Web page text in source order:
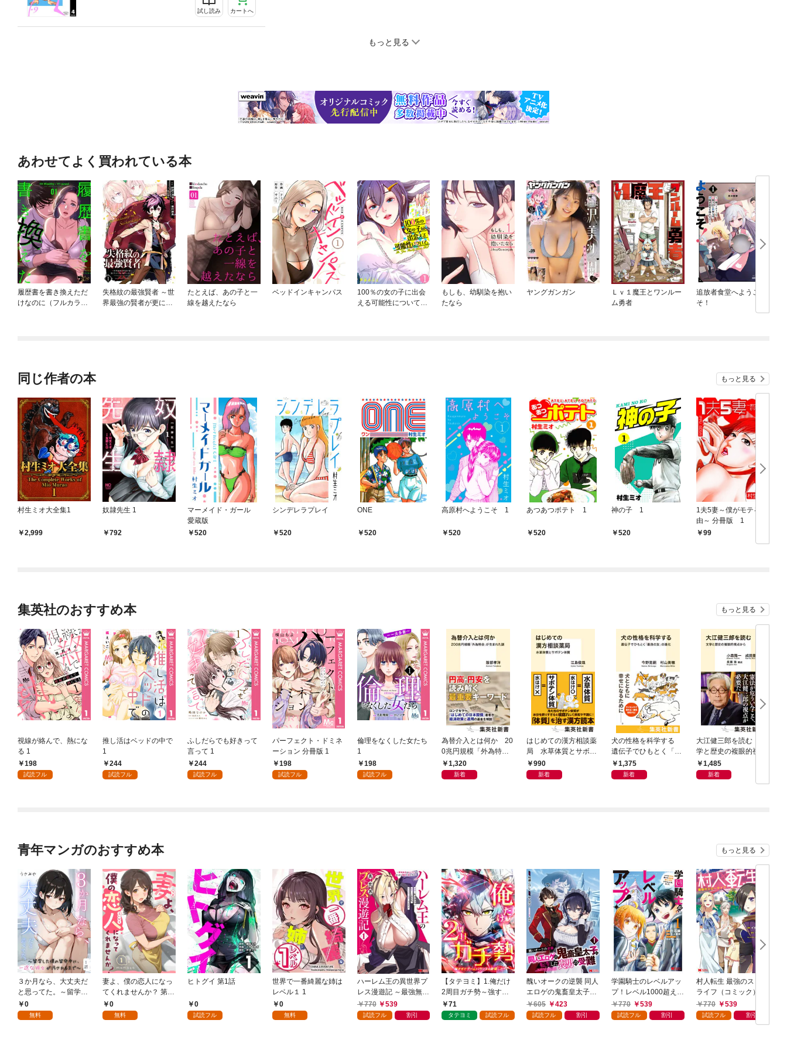
試し読み カートへ
もっと見る
あわせてよく買われている本
履歴書を書き換えただ
けなのに（フルカラ
失格紋の最強賢者 ～世
界最強の賢者が更に強
たとえば、あの子と一
線を越えたなら
ベッドインキャンパス
100％の女の子に出会
える可能性について。
もしも、幼馴染を抱い
たなら
ヤングガンガン
Ｌｖ１魔王とワンルー
ム勇者
追放者食堂へようこ
そ！
同じ作者の本 もっと見る
村生ミオ大全集1
2,999
奴隷先生 1
792
マーメイド・ガール
愛蔵版
520
シンデレラプレイ
520
ONE
520
高原村へようこそ 1
520
あつあつポテト 1
520
神の子 1
520
1夫5妻～僕がモテる理
由～ 分冊版 1
99
集英社のおすすめ本 もっと見る
視線が絡んで、熱にな
る 1
198
試読フル
推し活はベッドの中で
1
244
試読フル
ふしだらでも好きって
言って 1
244
試読フル
パーフェクト・ドミネ
ーション 分冊版 1
198
試読フル
倫理をなくした女たち
1
198
試読フル
為替介入とは何か 20
0兆円規模「外為特
会」が生まれた謎
1,320
新着
はじめての漢方相談薬
局 水草体質とサボテ
ン体質
990
新着
犬の性格を科学する
遺伝子でひもとく「最
良の友」の進化
1,375
新着
大江健三郎を読む 文
学と歴史の複眼的視点
から1,485
新着
青年マンガのおすすめ本 もっと見る
３か月なら、大丈夫だ
と思ってた。～留学し
た僕の留守中に、一途
な彼女が汚されるまで
0
無料
妻よ、僕の恋人になっ
てくれませんか？ 第1
話0
無料
ヒトグイ 第1話
0
試読フル
世界で一番綺麗な姉は
レベル１ 1
0
無料
ハーレム王の異世界プ
レス漫遊記 ～最強無双
のおじさんはあらゆる
種族を嫁にする～（コ
770 539
試読フル 割引
【タテヨミ】1.俺だけ
2周目ガチ勢～強すぎ
てゲームバランスを破
壊した～
71
タテヨミ 試読フル
醜いオークの逆襲 同人
エロゲの鬼畜皇太子に
転生した喪男の受難
（コミック） 1
605 423
試読フル 割引
学園騎士のレベルアッ
プ！レベル1000超えの
転生者、落ちこぼれク
ラスに入学。そして、
770 539
試読フル 割引
村人転生 最強のスロー
ライフ（コミック） 1
770
539
試読フル 割引